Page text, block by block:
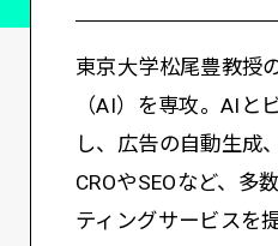
東京大学松尾豊教授
（AI）を専攻。AIと
し、広告の自動生成
CROやSEOなど、多
ティングサービスを